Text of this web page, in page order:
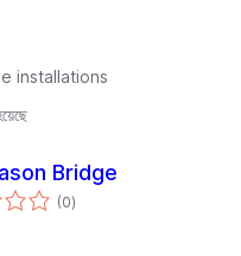
installations
Bridge
(0total
ratings
)